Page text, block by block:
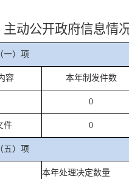
主动公开政府信息情
一）项
容 本年制发件数
0
件 0
五）项
本年处理决定数量